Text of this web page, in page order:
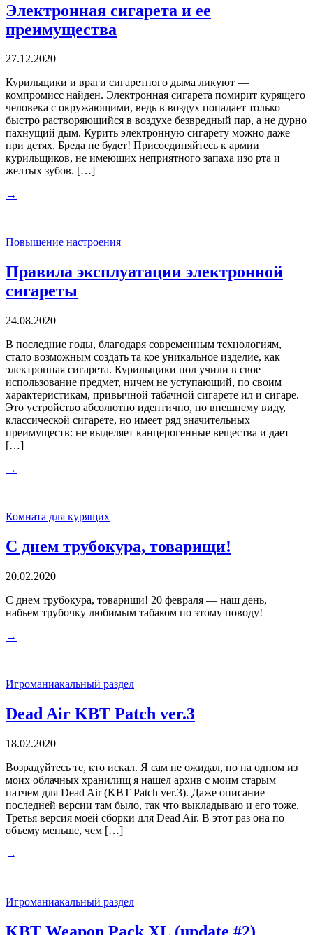
Электронная сигарета и ее
преимущества
27.12.2020
Курильщики и враги сигаретного дыма ликуют —
компромисс найден. Электронная сигарета помирит курящего
человека с окружающими, ведь в воздух попадает только
быстро растворяющийся в воздухе безвредный пар, а не дурно
пахнущий дым. Курить электронную сигарету можно даже
при детях. Бреда не будет! Присоединяйтесь к армии
курильщиков, не имеющих неприятного запаха изо рта и
желтых зубов. […]
→
Повышение настроения
Правила эксплуатации электронной
сигареты
24.08.2020
В последние годы, благодаря современным технологиям,
стало возможным создать та кое уникальное изделие, как
электронная сигарета. Курильщики пол учили в свое
использование предмет, ничем не уступающий, по своим
характеристикам, привычной табачной сигарете ил и сигаре.
Это устройство абсолютно идентично, по внешнему виду,
классической сигарете, но имеет ряд значительных
преимуществ: не выделяет канцерогенные вещества и дает
[…]
→
Комната для курящих
С днем трубокура, товарищи!
20.02.2020
С днем трубокура, товарищи! 20 февраля — наш день,
набьем трубочку любимым табаком по этому поводу!
→
Игроманиакальный раздел
Dead Air KBT Patch ver.3
18.02.2020
Возрадуйтесь те, кто искал. Я сам не ожидал, но на одном из
моих облачных хранилищ я нашел архив с моим старым
патчем для Dead Air (KBT Patch ver.3). Даже описание
последней версии там было, так что выкладываю и его тоже.
Третья версия моей сборки для Dead Air. В этот раз она по
объему меньше, чем […]
→
Игроманиакальный раздел
KBT Weapon Pack XL (update #2)